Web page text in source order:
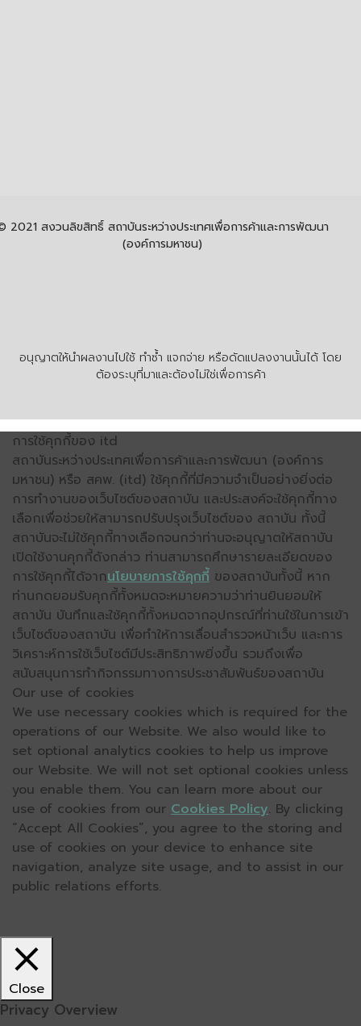
อนุญาตให้นำผลงานไปใช้ ทำซ้ำ แจกจ่าย หรือดัดแปลงงานนั้นได้ โดย
ต้องระบุที่มาและต้องไม่ใช่เพื่อการค้า
2021 สงวนลิขสิทธิ์ สถาบันระหว่างประเทศเพื่อการค้าและการพัฒนา
(องค์การมหาชน)
การใช้คุกกี้ของ itd
สถาบันระหว่างประเทศเพื่อการค้าและการพัฒนา (องค์การ
มหาชน) หรือ สคพ. (itd) ใช้คุกกี้ที่มีความจำเป็นอย่างยิ่งต่อ
การทำงานของเว็บไซต์ของสถาบัน และประสงค์จะใช้คุกกี้ทาง
เลือกเพื่อช่วยให้สามารถปรับปรุงเว็บไซต์ของ สถาบัน ทั้งนี้
สถาบันจะไม่ใช้คุกกี้ทางเลือกจนกว่าท่านจะอนุญาตให้สถาบัน
เปิดใช้งานคุกกี้ดังกล่าว ท่านสามารถศึกษารายละเอียดของ
การใช้คุกกี้ได้จากนโยบายการใช้คุกกี้ ของสถาบันทั้งนี้ หาก
ท่านกดยอมรับคุกกี้ทั้งหมดจะหมายความว่าท่านยินยอมให้
สถาบัน บันทึกและใช้คุกกี้ทั้งหมดจากอุปกรณ์ที่ท่านใช้ในการเข้า
เว็บไซต์ของสถาบัน เพื่อทำให้การเลื่อนสำรวจหน้าเว็บ และการ
วิเคราะห์การใช้เว็บไซต์มีประสิทธิภาพยิ่งขึ้น รวมถึงเพื่อ
สนับสนุนการทำกิจกรรมทางการประชาสัมพันธ์ของสถาบัน
Our use of cookies
We use necessary cookies which is required for the
operations of our Website. We also would like to
set optional analytics cookies to help us improve
our Website. We will not set optional cookies unless
you enable them. You can learn more about our
use of cookies from our Cookies Policy. By clicking
“Accept All Cookies”, you agree to the storing and
use of cookies on your device to enhance site
navigation, analyze site usage, and to assist in our
public relations efforts.
Close
Privacy Overview